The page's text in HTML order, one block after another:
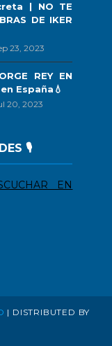
| NO TE
DE IKER
23, 2023
REY EN
España💧
20, 2023
🎙️
EN
| DISTRIBUTED BY